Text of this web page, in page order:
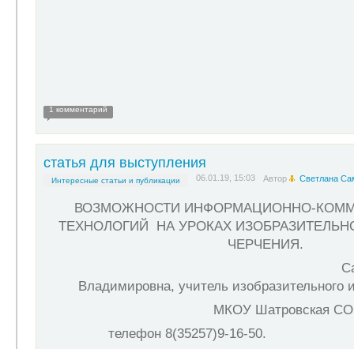
1 комментарий
статья для выступления
Интересные статьи и публикации 06.01.19, 15:03 Автор Светлана
ВОЗМОЖНОСТИ ИНФОРМАЦИОННО-
ТЕХНОЛОГИЙ НА УРОКАХ
ЧЕРЧЕНИЯ.
Самохвалова
Владимировна, учитель изобразительного
МКОУ Шатровская
телефон